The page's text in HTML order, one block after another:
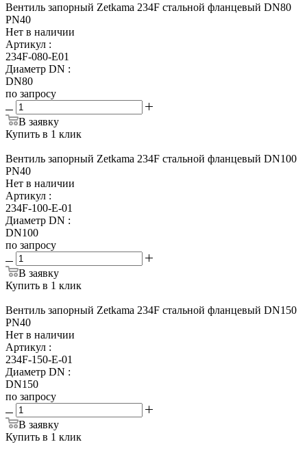
Вентиль запорный Zetkama 234F стальной фланцевый DN80
PN40
Нет в наличии
Артикул :
234F-080-E01
Диаметр DN :
DN80
по запросу
В заявку
Купить в 1 клик
Вентиль запорный Zetkama 234F стальной фланцевый DN100
PN40
Нет в наличии
Артикул :
234F-100-E-01
Диаметр DN :
DN100
по запросу
В заявку
Купить в 1 клик
Вентиль запорный Zetkama 234F стальной фланцевый DN150
PN40
Нет в наличии
Артикул :
234F-150-E-01
Диаметр DN :
DN150
по запросу
В заявку
Купить в 1 клик